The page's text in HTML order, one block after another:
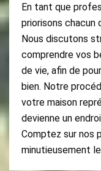
En tant que
priorisons
Nous discutons
comprendre vos
de vie, afin de
bien. Notre
votre maison
devienne un
Comptez sur nos
minutieusement